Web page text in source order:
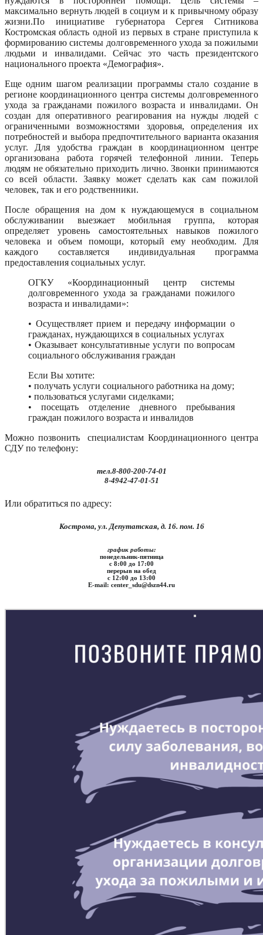
максимально вернуть людей в социум и к привычному образу
жизни.По инициативе губернатора Сергея Ситникова
Костромская область одной из первых в стране приступила к
формированию системы долговременного ухода за пожилыми
людьми и инвалидами. Сейчас это часть президентского
национального проекта «Демография».
Еще одним шагом реализации программы стало создание в
регионе координационного центра системы долговременного
ухода за гражданами пожилого возраста и инвалидами. Он
создан для оперативного реагирования на нужды людей с
ограниченными возможностями здоровья, определения их
потребностей и выбора предпочтительного варианта оказания
услуг. Для удобства граждан в координационном центре
организована работа горячей телефонной линии. Теперь
людям не обязательно приходить лично. Звонки принимаются
со всей области. Заявку может сделать как сам пожилой
человек, так и его родственники.
После обращения на дом к нуждающемуся в социальном
обслуживании выезжает мобильная группа, которая
определяет уровень самостоятельных навыков пожилого
человека и объем помощи, который ему необходим. Для
каждого составляется индивидуальная программа
предоставления социальных услуг.
ОГКУ «Координационный центр системы
долговременного ухода за гражданами пожилого
возраста и инвалидами»:
• Осуществляет прием и передачу информации о
гражданах, нуждающихся в социальных услугах
• Оказывает консультативные услуги по вопросам
социального обслуживания граждан
Если Вы хотите:
• получать услуги социального работника на дому;
• пользоваться услугами сиделками;
• посещать отделение дневного пребывания
граждан пожилого возраста и инвалидов
Можно позвонить специалистам Координационного центра
СДУ по телефону:
тел.8-800-200-74-01
8-4942-47-01-51
Или обратиться по адресу:
Кострома, ул. Депутатская, д. 16. пом. 16
график работы:
понедельник-пятница
с 8:00 до 17:00
перерыв на обед
с 12:00 до 13:00
E-mail: center_sdu@dszn44.ru